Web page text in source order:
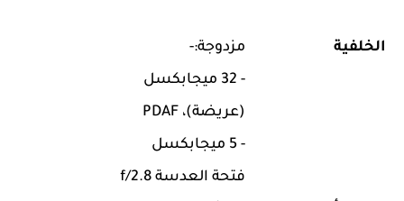
الخلفية
مزدوجة:-
- 32 ميجابكسل
(عريضة)، PDAF
- 5 ميجابكسل
فتحة العدسة f/2.8